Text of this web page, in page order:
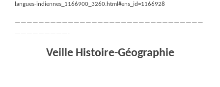
langues-indiennes_1166900_3260.html#ens_id=1166928
————————————————————————————————
—————————-
Veille Histoire-Géographie